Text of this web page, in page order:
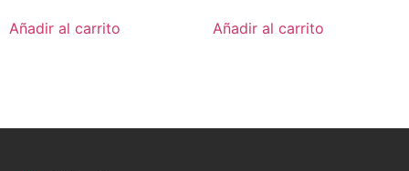
Añadir al carrito Añadir al carrito